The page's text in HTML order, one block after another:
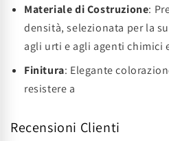
Materiale di Costruzione:
densità, selezionata per la
agli urti e agli agenti chimici
Finitura: Elegante
resistere a
Recensioni Clienti